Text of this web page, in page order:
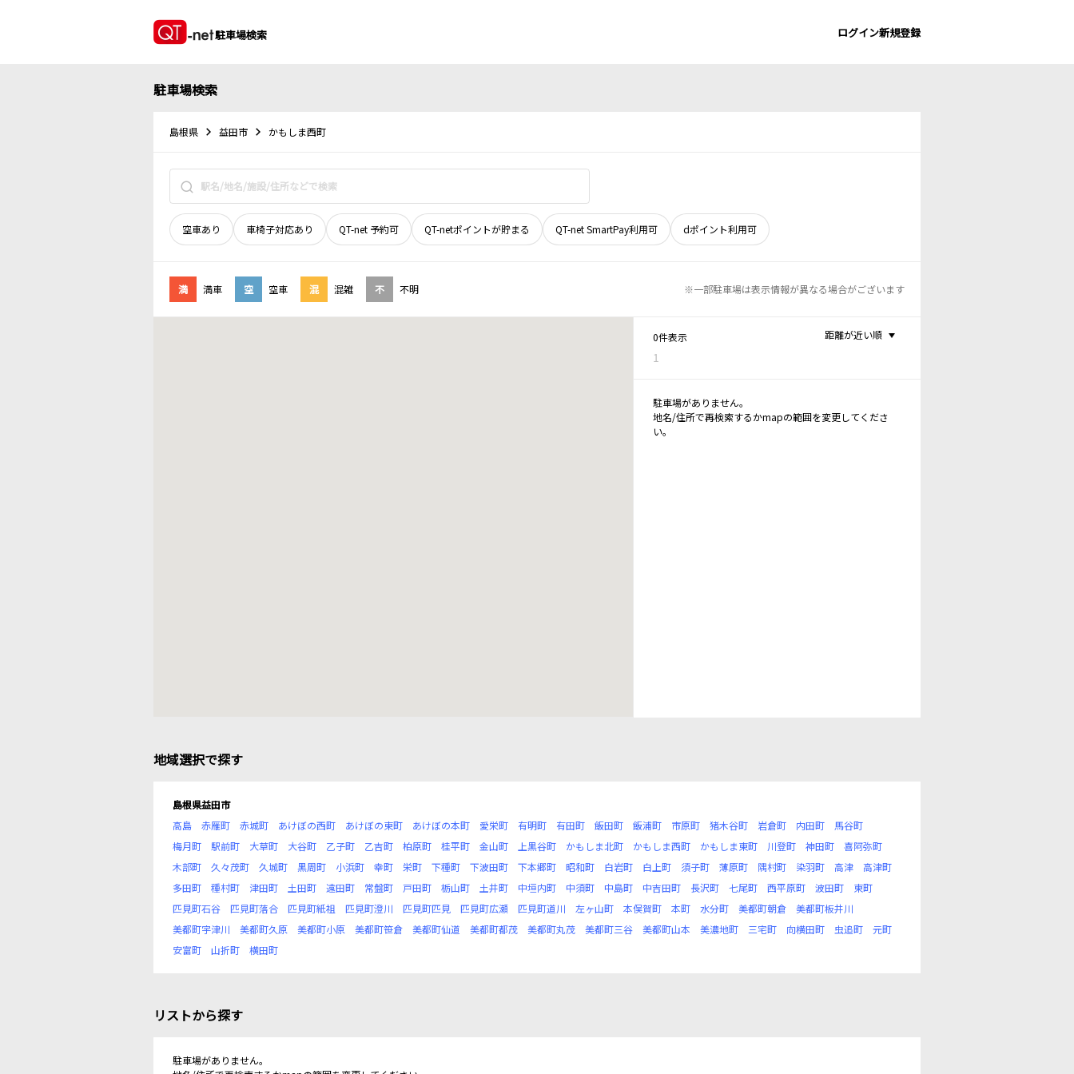
駐車場検索 ログイン新規登録
駐車場検索
島根県 益田市 かもしま西町
空車あり 車椅子対応あり QT-net 予約可 QT-netポイントが貯まる QT-net SmartPay利用可 dポイント利用可
満 満車 空 空車 混 混雑 不 不明 ※一部駐車場は表示情報が異なる場合がございます
0件表示
1
距離が近い順
駐車場がありません。
地名/住所で再検索するかmapの範囲を変更してくださ
い。
地域選択で探す
島根県益田市
高島
赤雁町 赤城町 あけぼの西町 あけぼの東町 あけぼの本町 愛栄町 有明町 有田町 飯田町 飯浦町 市原町 猪木谷町 岩倉町 内田町
馬谷町
梅月町
駅前町 大草町 大谷町 乙子町 乙吉町 柏原町 桂平町 金山町 上黒谷町 かもしま北町 かもしま西町 かもしま東町 川登町 神田町
喜阿弥町
木部町
久々茂町 久城町 黒周町 小浜町 幸町 栄町 下種町 下波田町 下本郷町 昭和町 白岩町 白上町 須子町 薄原町 隅村町 染羽町 高津
高津町
多田町
種村町 津田町 土田町 遠田町 常盤町 戸田町 栃山町 土井町 中垣内町 中須町 中島町 中吉田町 長沢町 七尾町 西平原町 波田町
東町
匹見町石谷
匹見町落合 匹見町紙祖 匹見町澄川 匹見町匹見 匹見町広瀬 匹見町道川 左ヶ山町 本俣賀町 本町 水分町 美都町朝倉
美都町板井川
美都町宇津川
美都町久原 美都町小原 美都町笹倉 美都町仙道 美都町都茂 美都町丸茂 美都町三谷 美都町山本 美濃地町 三宅町 向横田町 虫追町
元町
安富町
山折町 横田町
リストから探す
駐車場がありません。